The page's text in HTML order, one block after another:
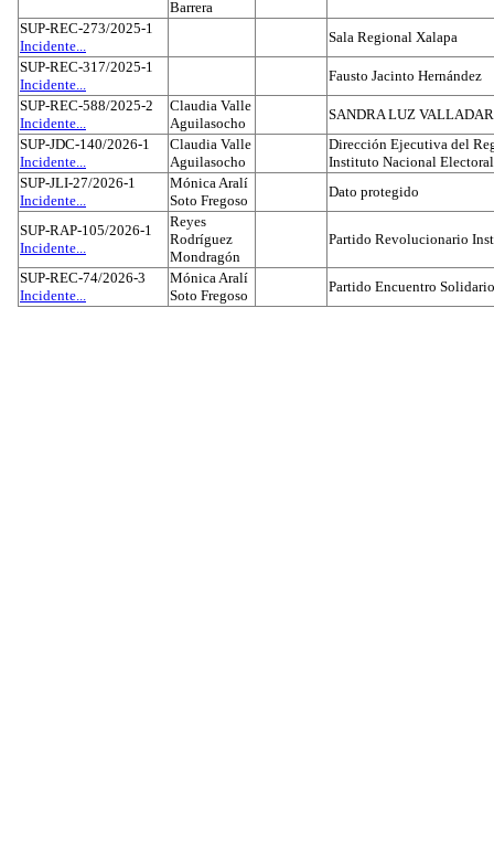
Barrera
SUP-REC-273/2025-1
Incidente...
Sala Regional Xalapa
SUP-REC-317/2025-1
Incidente...
Fausto Jacinto Hernández
SUP-REC-588/2025-2
Incidente...
Claudia Valle
Aguilasocho
SANDRA LUZ
SUP-JDC-140/2026-1
Incidente...
Claudia Valle
Aguilasocho
Dirección Ejecutiva del
Instituto Nacional Electoral
SUP-JLI-27/2026-1
Incidente...
Mónica Aralí
Soto Fregoso
Dato protegido
SUP-RAP-105/2026-1
Incidente...
Reyes
Rodríguez
Mondragón
Partido Revolucionario
SUP-REC-74/2026-3
Incidente...
Mónica Aralí
Soto Fregoso
Partido Encuentro